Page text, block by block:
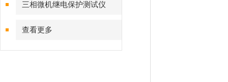
三相微机继电保护测试仪
查看更多